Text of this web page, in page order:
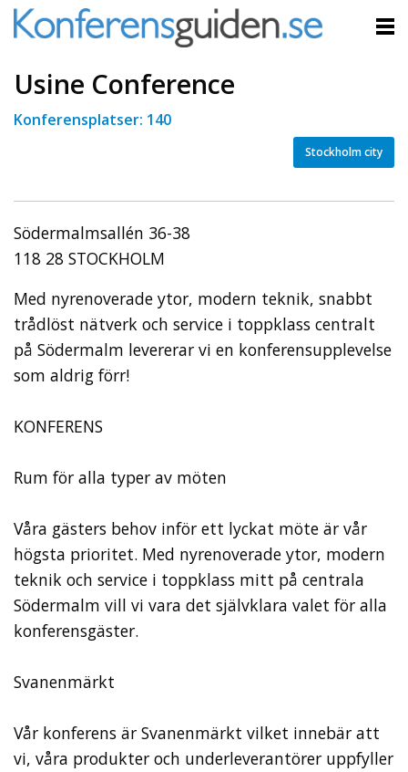
Usine Conference
Konferensplatser: 140
Stockholm city
Södermalmsallén 36-38
118 28 STOCKHOLM
Med nyrenoverade ytor, modern teknik, snabbt
trådlöst nätverk och service i toppklass centralt
på Södermalm levererar vi en konferensupplevelse
som aldrig förr!
KONFERENS
Rum för alla typer av möten
Våra gästers behov inför ett lyckat möte är vår
högsta prioritet. Med nyrenoverade ytor, modern
teknik och service i toppklass mitt på centrala
Södermalm vill vi vara det självklara valet för alla
konferensgäster.
Svanenmärkt
Vår konferens är Svanenmärkt vilket innebär att
vi, våra produkter och underleverantörer uppfyller